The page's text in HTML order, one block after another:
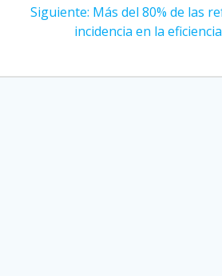
Siguiente: Siguiente
entrada:
Más del 80% de las
incidencia en la